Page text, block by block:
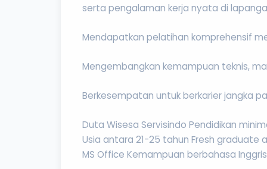
serta pengalaman kerja nyata di
Mendapatkan pelatihan komprehensif
Mengembangkan kemampuan teknis,
Berkesempatan untuk berkarier jangka
Duta Wisesa Servisindo Pendidikan
Usia antara 21-25 tahun Fresh
MS Office Kemampuan berbahasa Inggris